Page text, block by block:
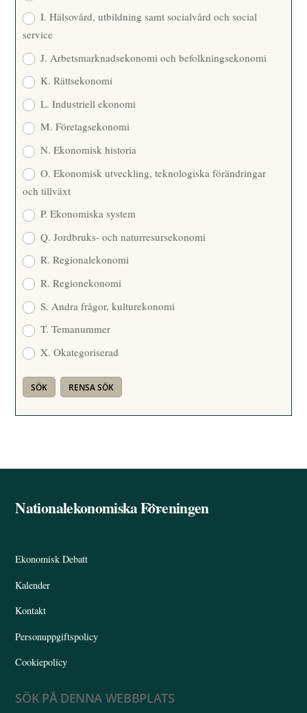
I. Hälsovård, utbildning samt socialvård och social
service
J. Arbetsmarknadsekonomi och befolkningsekonomi
K. Rättsekonomi
L. Industriell ekonomi
M. Företagsekonomi
N. Ekonomisk historia
O. Ekonomisk utveckling, teknologiska förändringar
och tillväxt
P. Ekonomiska system
Q. Jordbruks- och naturresursekonomi
R. Regionalekonomi
R. Regionekonomi
S. Andra frågor, kulturekonomi
T. Temanummer
X. Okategoriserad
Back
Nationalekonomiska Föreningen
Ekonomisk Debatt
Kalender
Kontakt
Personuppgiftspolicy
Cookiepolicy
SÖK PÅ DENNA WEBBPLATS